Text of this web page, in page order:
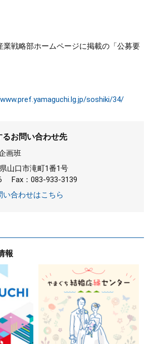
業戦略部ホームページに掲載の「公募要
soshiki/34/
るお問い合わせ先
画班
山口市滝町1番1号
Fax：083-933-3139
い合わせはこちら
報